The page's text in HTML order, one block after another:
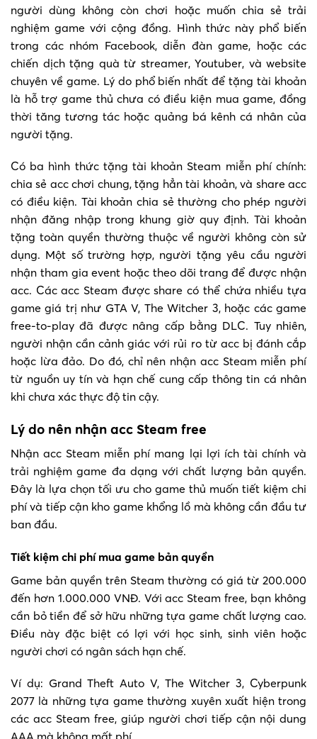
người dùng không còn chơi hoặc muốn chia sẻ trải
nghiệm game với cộng đồng. Hình thức này phổ biến
trong các nhóm Facebook, diễn đàn game, hoặc các
chiến dịch tặng quà từ streamer, Youtuber, và website
chuyên về game. Lý do phổ biến nhất để tặng tài khoản
là hỗ trợ game thủ chưa có điều kiện mua game, đồng
thời tăng tương tác hoặc quảng bá kênh cá nhân của
người tặng.
Có ba hình thức tặng tài khoản Steam miễn phí chính:
chia sẻ acc chơi chung, tặng hẳn tài khoản, và share acc
có điều kiện. Tài khoản chia sẻ thường cho phép người
nhận đăng nhập trong khung giờ quy định. Tài khoản
tặng toàn quyền thường thuộc về người không còn sử
dụng. Một số trường hợp, người tặng yêu cầu người
nhận tham gia event hoặc theo dõi trang để được nhận
acc. Các acc Steam được share có thể chứa nhiều tựa
game giá trị như GTA V, The Witcher 3, hoặc các game
free-to-play đã được nâng cấp bằng DLC. Tuy nhiên,
người nhận cần cảnh giác với rủi ro từ acc bị đánh cắp
hoặc lừa đảo. Do đó, chỉ nên nhận acc Steam miễn phí
từ nguồn uy tín và hạn chế cung cấp thông tin cá nhân
khi chưa xác thực độ tin cậy.
Lý do nên nhận acc Steam free
Nhận acc Steam miễn phí mang lại lợi ích tài chính và
trải nghiệm game đa dạng với chất lượng bản quyền.
Đây là lựa chọn tối ưu cho game thủ muốn tiết kiệm chi
phí và tiếp cận kho game khổng lồ mà không cần đầu tư
ban đầu.
Tiết kiệm chi phí mua game bản quyền
Game bản quyền trên Steam thường có giá từ 200.000
đến hơn 1.000.000 VNĐ. Với acc Steam free, bạn không
cần bỏ tiền để sở hữu những tựa game chất lượng cao.
Điều này đặc biệt có lợi với học sinh, sinh viên hoặc
người chơi có ngân sách hạn chế.
Ví dụ: Grand Theft Auto V, The Witcher 3, Cyberpunk
2077 là những tựa game thường xuyên xuất hiện trong
các acc Steam free, giúp người chơi tiếp cận nội dung